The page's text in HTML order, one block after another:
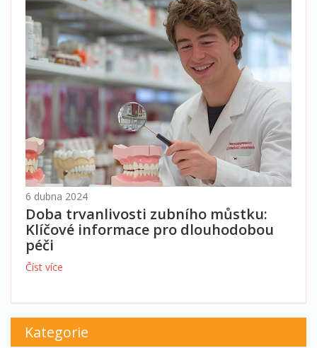
6 dubna 2024
Doba trvanlivosti zubního můstku:
Klíčové informace pro dlouhodobou
péči
Číst více
Kategorie